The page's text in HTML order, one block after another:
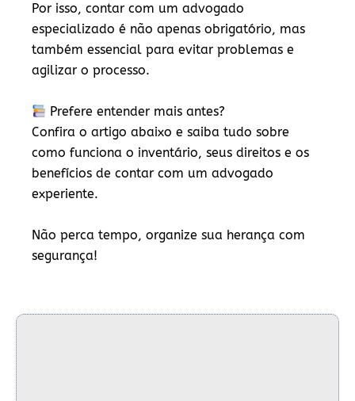
Por isso, contar com um advogado
especializado é não apenas obrigatório, mas
também essencial para evitar problemas e
agilizar o processo.
Prefere entender mais antes?
Confira o artigo abaixo e saiba tudo sobre
como funciona o inventário, seus direitos e os
benefícios de contar com um advogado
experiente.
Não perca tempo, organize sua herança com
segurança!